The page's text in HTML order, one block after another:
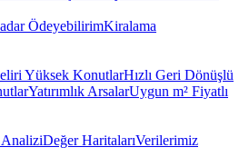
ÖdeyebilirimKiralama
Yüksek KonutlarHızlı Geri Dönüşlü
Yatırımlık ArsalarUygun m² Fiyatlı
Değer HaritalarıVerilerimiz